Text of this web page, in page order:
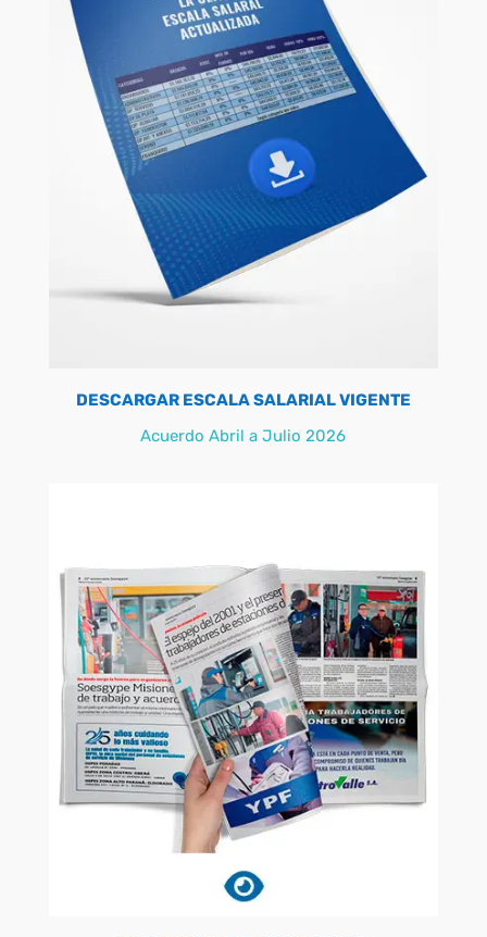
DESCARGAR ESCALA SALARIAL VIGENTE
Acuerdo Abril a Julio 2026